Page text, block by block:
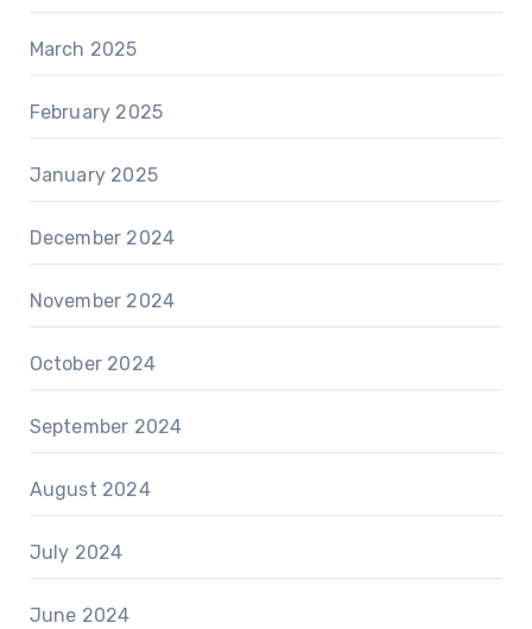
March 2025
February 2025
January 2025
December 2024
November 2024
October 2024
September 2024
August 2024
July 2024
June 2024